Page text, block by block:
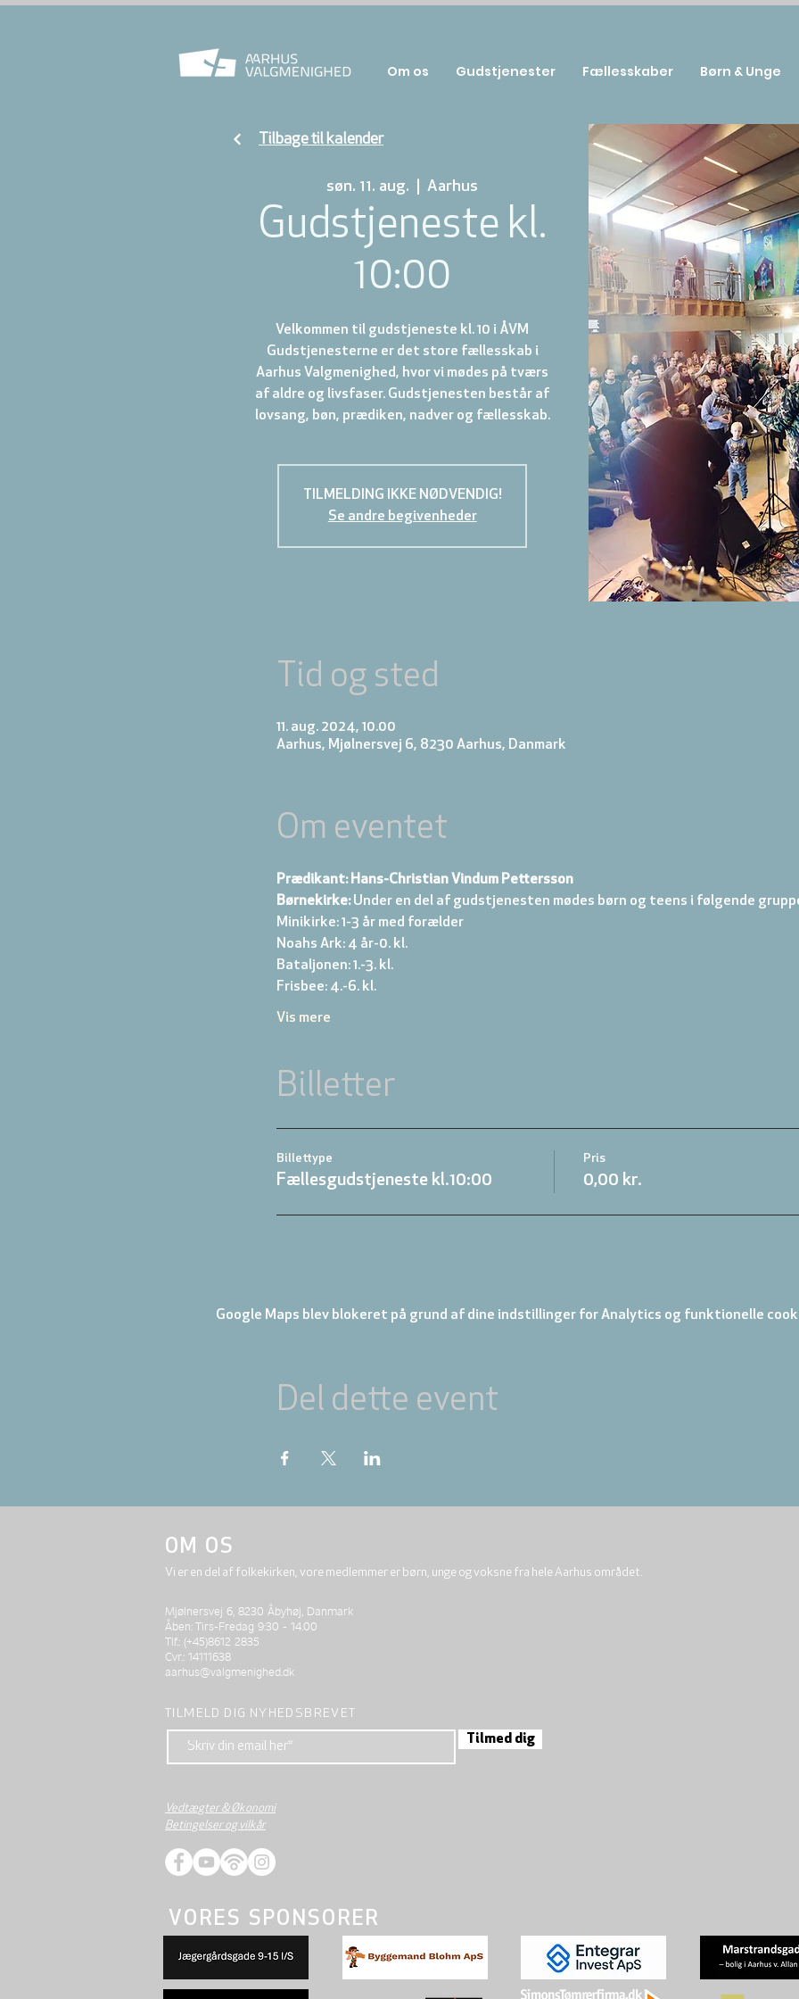
søn. 11. aug.
  |
Aarhus
Gudstjeneste kl.
10:00
Velkommen til gudstjeneste kl. 10 i ÅVM
Gudstjenesterne er det store fællesskab i
Aarhus Valgmenighed, hvor vi mødes på tværs
af aldre og livsfaser. Gudstjenesten består af
lovsang, bøn, prædiken, nadver og fællesskab.
TILMELDING IKKE NØDVENDIG!
Se andre begivenheder
Tid og sted
11. aug. 2024, 10.00
Aarhus, Mjølnersvej 6, 8230 Aarhus, Danmark
Om eventet
Prædikant: Hans-Christian Vindum Pettersson
Børnekirke: Under en del af gudstjenesten mødes børn og teens i følgende
Minikirke: 1-3 år med forælder
Noahs Ark: 4 år-0. kl.
Bataljonen: 1.-3. kl.
Frisbee: 4.-6. kl.
Vis mere
Billetter
Billettype
Fællesgudstjeneste kl.10:00
Pris
0,00 kr.
Google Maps blev blokeret på grund af dine indstillinger for Analytics og funktionelle
Del dette event
Tilbage til kalender
Om os Gudstjenester Fællesskaber Børn & Unge
OM OS
Vi er en del af folkekirken, vore medlemmer er børn, unge og voksne fra hele Aarhus området.
Mjølnersvej 6, 8230 Åbyhøj, Danmark
Åben: Tirs-Fredag 9:30 - 14.00
Tlf.: (+45)8612 2835
Cvr.: 14111638
aarhus@valgmenighed.dk
TILMELD DIG NYHEDSBREVET
Tilmed dig
Vedtægter & Økonomi
Betingelser og vilkår
VORES SPONSORER